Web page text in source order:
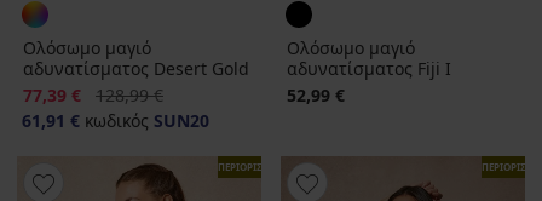
Ολόσωμο μαγιό
αδυνατίσματος Desert Gold
Έκπτωση
77,39 € Αρχική τιμή
128,99 €
61,91 € κωδικός SUN20
Ολόσωμο μαγιό
αδυνατίσματος Fiji I
52,99 €
ΠΕΡΙΟΡΙΣΜΕΝΑ